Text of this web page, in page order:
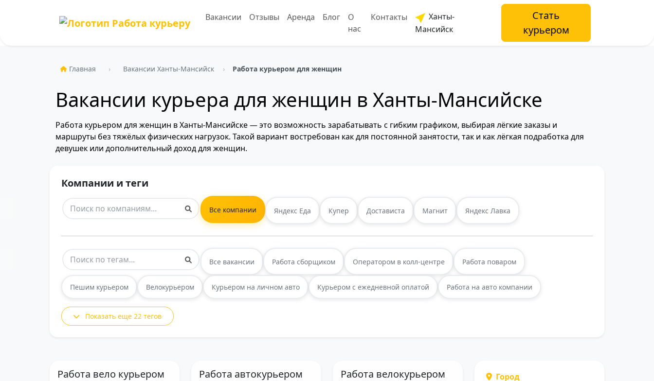
Вакансии Отзывы Аренда Блог
О
нас
Контакты
Ханты-
Мансийск
Стать
курьером
Главная Вакансии Ханты-Мансийск Работа курьером для женщин
Вакансии курьера для женщин в Ханты-Мансийске
Работа курьером для женщин в Ханты-Мансийске — это возможность зарабатывать с гибким графиком, выбирая лёгкие заказы и
маршруты без тяжёлых физических нагрузок. Такой вариант востребован как для постоянной занятости, так и как лёгкая подработка для
девушек или дополнительный доход для женщин.
Компании и теги
Все компании Яндекс Еда Купер Достависта Магнит Яндекс Лавка
Все вакансии Работа сборщиком Оператором в колл-центре Работа поваром
Пешим курьером Велокурьером Курьером на личном авто Курьером с ежедневной оплатой Работа на авто компании
Показать еще 22 тегов
Город
Работа вело курьером
Работа автокурьером
Работа велокурьером